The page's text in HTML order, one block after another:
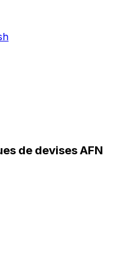
de devises AFN